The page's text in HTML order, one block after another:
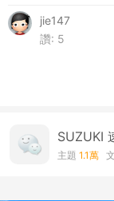
jie147
讚: 5
SUZUKI
主題 1.1萬